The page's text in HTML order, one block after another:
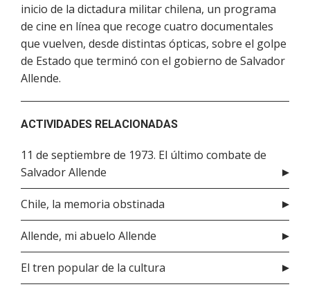
inicio de la dictadura militar chilena, un programa
de cine en línea que recoge cuatro documentales
que vuelven, desde distintas ópticas, sobre el golpe
de Estado que terminó con el gobierno de Salvador
Allende.
ACTIVIDADES RELACIONADAS
11 de septiembre de 1973. El último combate de
Salvador Allende
Chile, la memoria obstinada
Allende, mi abuelo Allende
El tren popular de la cultura